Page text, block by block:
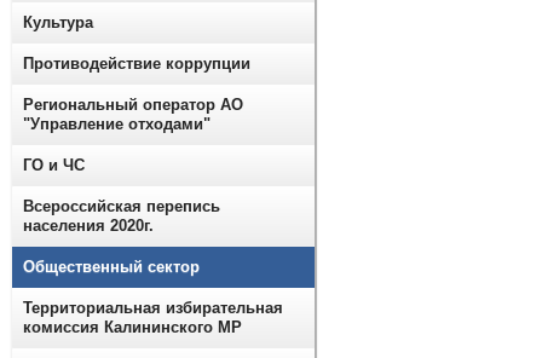
Культура
Противодействие коррупции
Региональный оператор АО
"Управление отходами"
ГО и ЧС
Всероссийская перепись
населения 2020г.
Общественный сектор
Территориальная избирательная
комиссия Калининского МР